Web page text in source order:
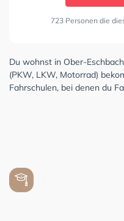
723 Personen die
Du wohnst in Ober-
(PKW, LKW, Motorrad)
Fahrschulen, bei denen du